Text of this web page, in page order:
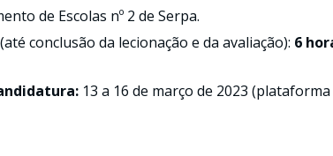
de Escolas nº 2 de Serpa.
conclusão da lecionação e da avaliação): 6
13 a 16 de março de 2023 (plataforma